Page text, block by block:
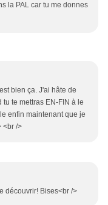
la PAL car tu me donnes
bien ça. J'ai hâte de
te mettras EN-FIN à le
enfin maintenant que je
<br />
découvrir! Bises<br />